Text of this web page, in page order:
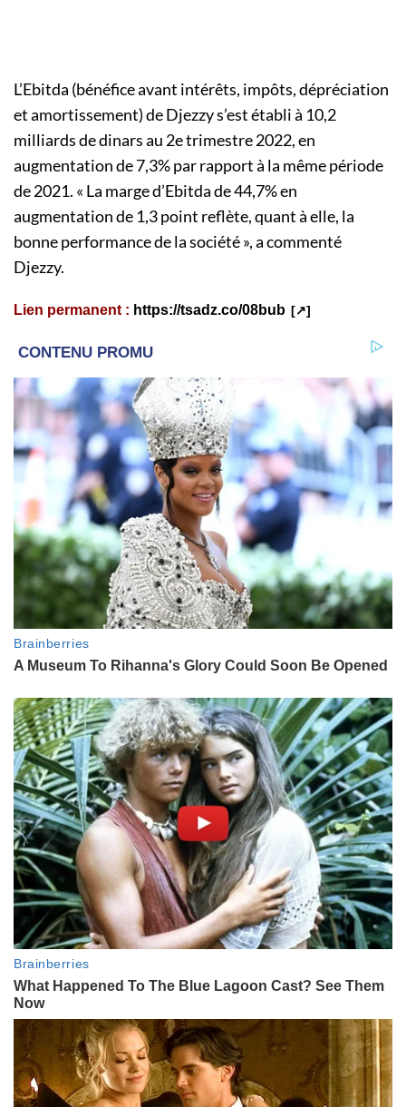
L’Ebitda (bénéfice avant intérêts, impôts, dépréciation
et amortissement) de Djezzy s’est établi à 10,2
milliards de dinars au 2e trimestre 2022, en
augmentation de 7,3% par rapport à la même période
de 2021. « La marge d’Ebitda de 44,7% en
augmentation de 1,3 point reflète, quant à elle, la
bonne performance de la société », a commenté
Djezzy.
Lien permanent : https://tsadz.co/08bub